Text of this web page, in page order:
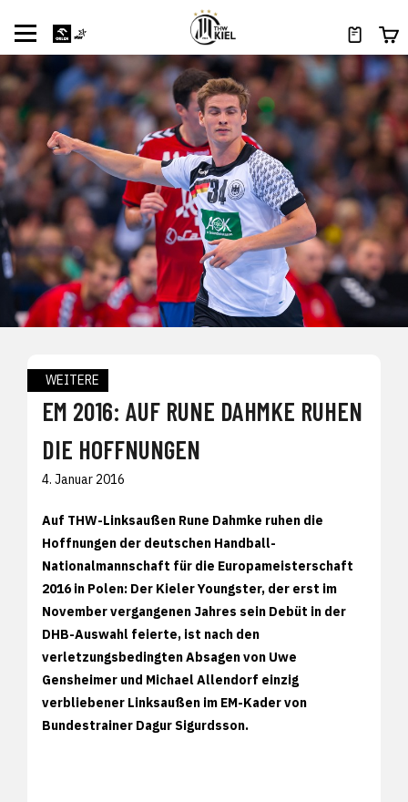
WEITERE
EM 2016: AUF RUNE DAHMKE RUHEN
DIE HOFFNUNGEN
4. Januar 2016
Auf THW-Linksaußen Rune Dahmke ruhen die
Hoffnungen der deutschen Handball-
Nationalmannschaft für die Europameisterschaft
2016 in Polen: Der Kieler Youngster, der erst im
November vergangenen Jahres sein Debüt in der
DHB-Auswahl feierte, ist nach den
verletzungsbedingten Absagen von Uwe
Gensheimer und Michael Allendorf einzig
verbliebener Linksaußen im EM-Kader von
Bundestrainer Dagur Sigurdsson.